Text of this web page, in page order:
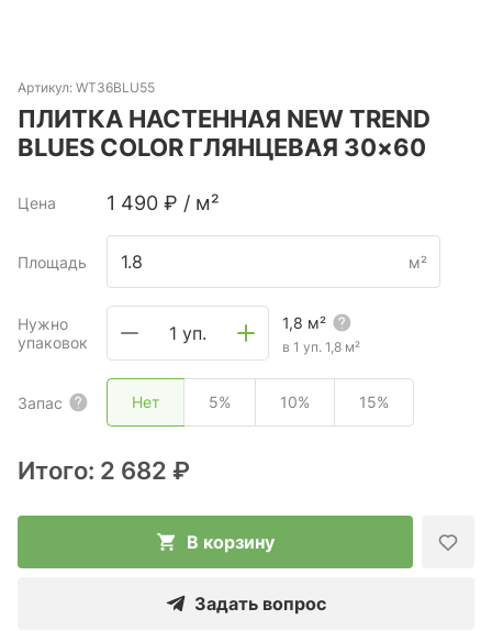
Артикул: WT36BLU55
ПЛИТКА НАСТЕННАЯ NEW TREND
BLUES COLOR ГЛЯНЦЕВАЯ 30×60
Цена 1 490 ₽ / м²
Площадь м²
Нужно
упаковок
1 уп. 1,8 м²
в 1 уп. 1,8 м²
Запас Нет 5% 10% 15%
Итого: 2 682 ₽
В корзину
Задать вопрос